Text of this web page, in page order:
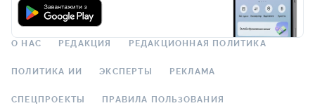
О НАС РЕДАКЦИЯ РЕДАКЦИОННАЯ ПОЛИТИКА
ПОЛИТИКА ИИ ЭКСПЕРТЫ РЕКЛАМА
СПЕЦПРОЕКТЫ ПРАВИЛА ПОЛЬЗОВАНИЯ